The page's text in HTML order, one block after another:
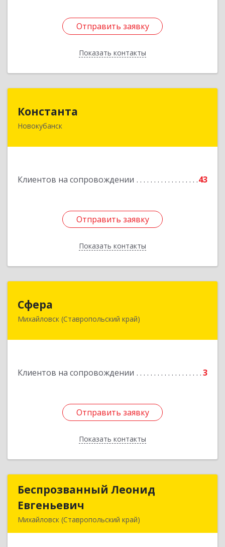
Отправить заявку
Показать контакты
Отправить заявку
Назад
Константа
Новокубанск
Клиентов на сопровождении 43
Отправить заявку
Показать контакты
352240, Краснодарский край, Новокубанск г,
Отправить заявку
Назад
Сфера
Михайловск (Ставропольский край)
Клиентов на сопровождении 3
Отправить заявку
Показать контакты
356240, Ставропольский край, Шпаковский р-
Подробнее
Отправить заявку
Назад
Беспрозванный Леонид
Евгеньевич
Михайловск (Ставропольский край)
Беспрозванный Леонид